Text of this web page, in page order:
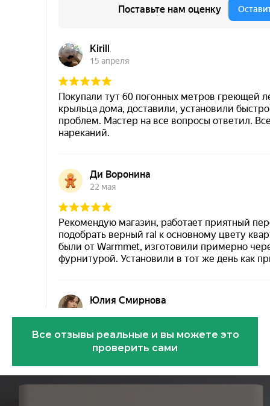
Эковарме на карте Санкт‑Петербурга —
Все отзывы реальные и вы можете это
проверить сами